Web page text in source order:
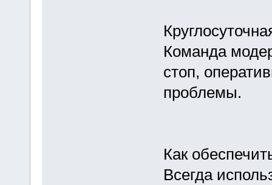
Команда
стоп,
проблемы.
Как
Всегда